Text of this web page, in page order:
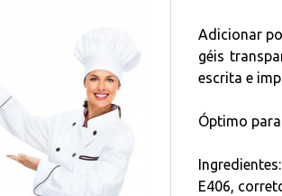
Adicionar
géis
escrita e
Óptimo
E406,